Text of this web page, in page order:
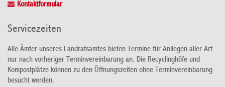
Kontaktformular
Servicezeiten
Alle Ämter unseres Landratsamtes bieten Termine für Anliegen aller Art
nur nach vorheriger Terminvereinbarung an. Die Recyclinghöfe und
Kompostplätze können zu den Öffnungszeiten ohne Terminvereinbarung
besucht werden.